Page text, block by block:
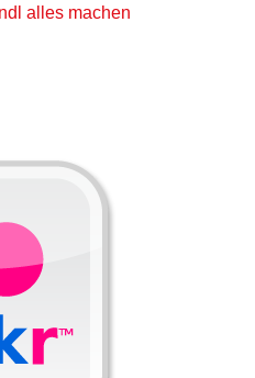
alles machen